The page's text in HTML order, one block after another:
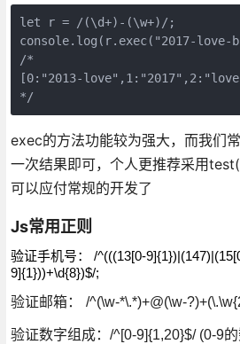
let r = /(\d+)-(\w+)/;
console.log(r.exec("2017-love-
/*
[0:"2013-
*/
exec的方法功能较为强大，而我们
一次结果即可，个人更推荐采用
可以应付常规的开发了
Js常用正则
验证手机号： /^(((13[0-
9]{1}))+\d{8})$/;
验证邮箱： /^(\w-*\.*)+@(\w-
验证数字组成： /^[0-9]{1,20}$/ (0-9